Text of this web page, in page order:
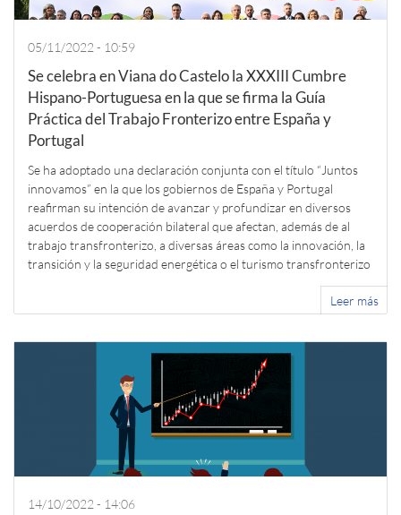
05/11/2022 - 10:59
Se celebra en Viana do Castelo la XXXIII Cumbre
Hispano-Portuguesa en la que se firma la Guía
Práctica del Trabajo Fronterizo entre España y
Portugal
Se ha adoptado una declaración conjunta con el título “Juntos
innovamos” en la que los gobiernos de España y Portugal
reafirman su intención de avanzar y profundizar en diversos
acuerdos de cooperación bilateral que afectan, además de al
trabajo transfronterizo, a diversas áreas como la innovación, la
transición y la seguridad energética o el turismo transfronterizo
Leer más
14/10/2022 - 14:06